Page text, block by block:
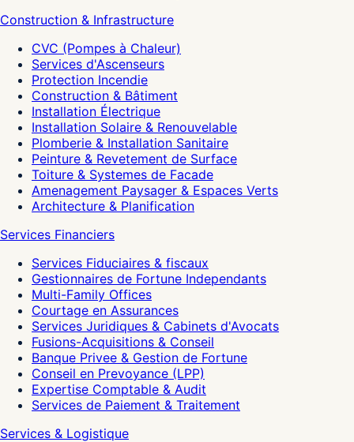
Construction & Infrastructure
CVC (Pompes à Chaleur)
Services d'Ascenseurs
Protection Incendie
Construction & Bâtiment
Installation Électrique
Installation Solaire & Renouvelable
Plomberie & Installation Sanitaire
Peinture & Revetement de Surface
Toiture & Systemes de Facade
Amenagement Paysager & Espaces Verts
Architecture & Planification
Services Financiers
Services Fiduciaires & fiscaux
Gestionnaires de Fortune Independants
Multi-Family Offices
Courtage en Assurances
Services Juridiques & Cabinets d'Avocats
Fusions-Acquisitions & Conseil
Banque Privee & Gestion de Fortune
Conseil en Prevoyance (LPP)
Expertise Comptable & Audit
Services de Paiement & Traitement
Services & Logistique